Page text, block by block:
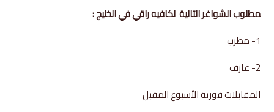
مطلوب الشواغر التالية لكافيه راقي في الخليج :
1- مطرب
2- عازف
المقابلات فورية الأسبوع المقبل